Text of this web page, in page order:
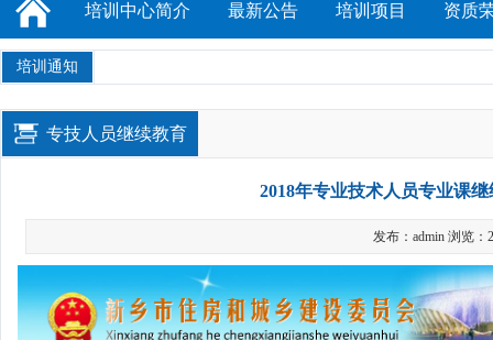
培训中心简介 最新公告 培训项目 资质
培训通知
专技人员继续教育
2018年专业技术人员专业课
发布：admin 浏览：